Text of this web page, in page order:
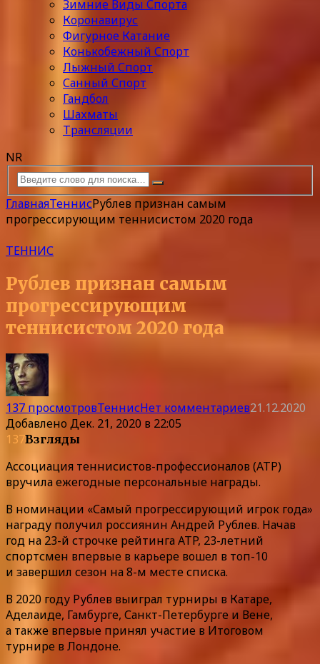
Зимние Виды Спорта
Коронавирус
Фигурное Катание
Конькобежный Спорт
Лыжный Спорт
Санный Спорт
Гандбол
Шахматы
Трансляции
NR
ГлавнаяТеннисРублев признан самым
прогрессирующим теннисистом 2020 года
ТЕННИС
Рублев признан самым
прогрессирующим
теннисистом 2020 года
137 просмотровТеннисНет комментариев21.12.2020
Добавлено Дек. 21, 2020 в 22:05
137Взгляды
Ассоциация теннисистов-профессионалов (ATP)
вручила ежегодные персональные награды.
В номинации «Самый прогрессирующий игрок года»
награду получил россиянин Андрей Рублев. Начав
год на 23-й строчке рейтинга ATP, 23-летний
спортсмен впервые в карьере вошел в топ-10
и завершил сезон на 8-м месте списка.
В 2020 году Рублев выиграл турниры в Катаре,
Аделаиде, Гамбурге, Санкт-Петербурге и Вене,
а также впервые принял участие в Итоговом
турнире в Лондоне.